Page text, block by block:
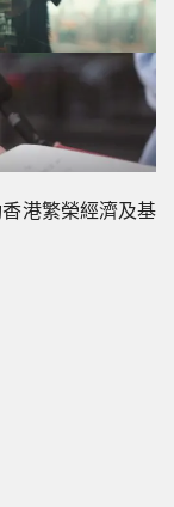
港繁榮經濟及基